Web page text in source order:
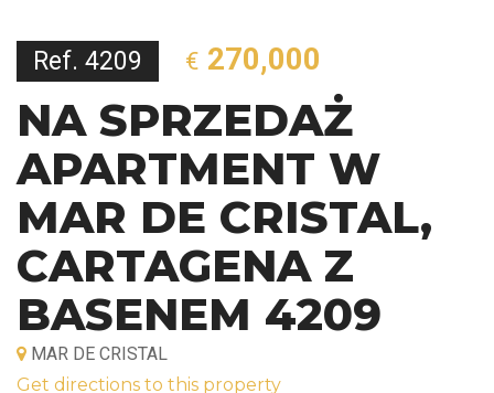
Ref. 4209 € 270,000
NA SPRZEDAŻ
APARTMENT W
MAR DE CRISTAL,
CARTAGENA Z
BASENEM 4209
MAR DE CRISTAL
Get directions to this property